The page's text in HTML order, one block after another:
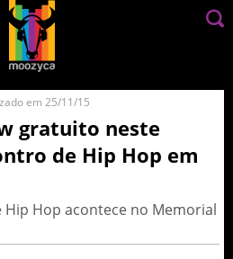
em 25/11/15
gratuito neste
de Hip Hop em
Hip Hop acontece no Memorial